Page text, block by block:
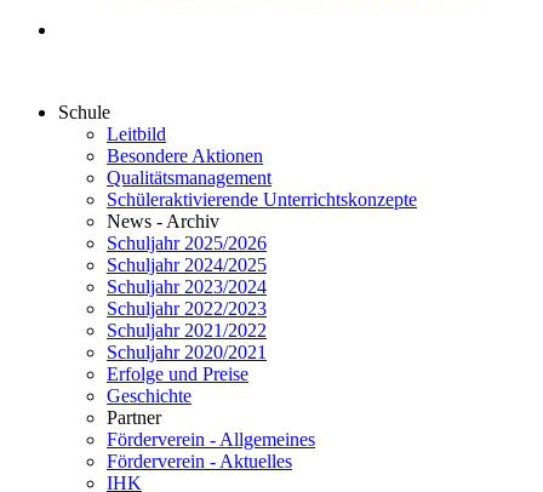
Schule
Leitbild
Besondere Aktionen
Qualitätsmanagement
Schüleraktivierende Unterrichtskonzepte
News - Archiv
Schuljahr 2025/2026
Schuljahr 2024/2025
Schuljahr 2023/2024
Schuljahr 2022/2023
Schuljahr 2021/2022
Schuljahr 2020/2021
Erfolge und Preise
Geschichte
Partner
Förderverein - Allgemeines
Förderverein - Aktuelles
IHK